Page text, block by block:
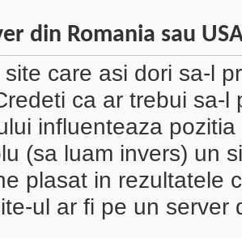
din Romania sau
care asi dori sa-l
ca ar trebui sa-
influenteaza
(sa luam invers) un
plasat in rezultatele
ul ar fi pe un server